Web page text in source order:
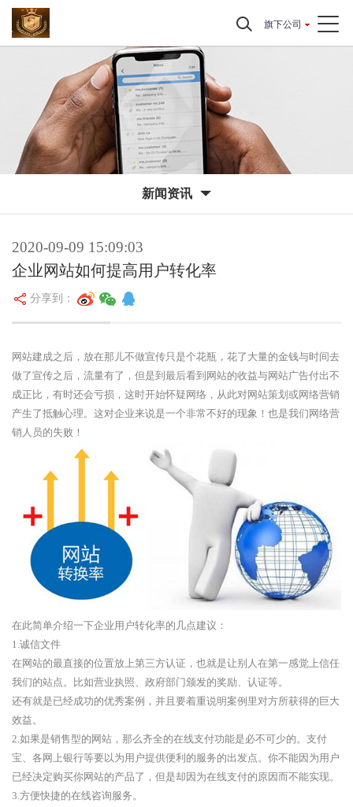
旗下公司
新闻资讯
2020-09-09 15:09:03
企业网站如何提高用户转化率
分享到：
网站建成之后，放在那儿不做宣传只是个花瓶，花了大量的金钱与时间去
做了宣传之后，流量有了，但是到最后看到网站的收益与网站广告付出不
成正比，有时还会亏损，这时开始怀疑网络，从此对网站策划或网络营销
产生了抵触心理。这对企业来说是一个非常不好的现象！也是我们网络营
销人员的失败！
在此简单介绍一下企业用户转化率的几点建议：
1.诚信文件
在网站的最直接的位置放上第三方认证，也就是让别人在第一感觉上信任
我们的站点。比如营业执照、政府部门颁发的奖励、认证等。
还有就是已经成功的优秀案例，并且要着重说明案例里对方所获得的巨大
效益。
2.如果是销售型的网站，那么齐全的在线支付功能是必不可少的。支付
宝、各网上银行等要以为用户提供便利的服务的出发点。你不能因为用户
已经决定购买你网站的产品了，但是却因为在线支付的原因而不能实现。
3.方便快捷的在线咨询服务。